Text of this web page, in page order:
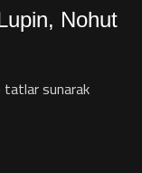
Nohut
tatlar sunarak